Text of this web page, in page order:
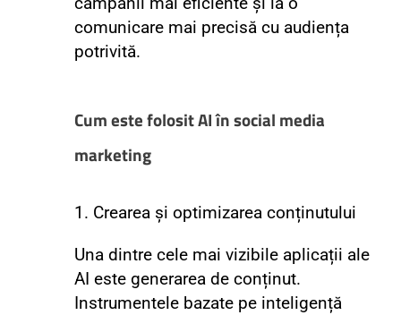
comunicare mai precisă cu audiența
potrivită.
Cum este folosit AI în social media
marketing
1. Crearea și optimizarea conținutului
Una dintre cele mai vizibile aplicații ale
AI este generarea de conținut.
Instrumentele bazate pe inteligență